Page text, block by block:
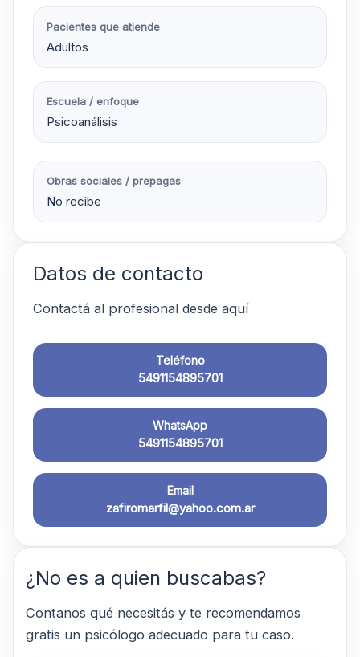
Pacientes que atiende
Adultos
Escuela / enfoque
Psicoanálisis
Obras sociales / prepagas
No recibe
Datos de contacto
Contactá al profesional desde aquí
Teléfono
5491154895701
WhatsApp
5491154895701
Email
zafiromarfil@yahoo.com.ar
¿No es a quien buscabas?
Contanos qué necesitás y te recomendamos
gratis un psicólogo adecuado para tu caso.